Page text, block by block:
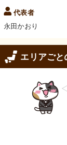
代表者
永田かおり
エリアごと